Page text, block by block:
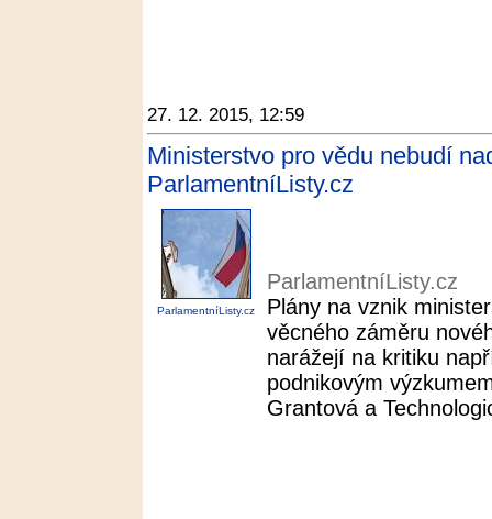
27. 12. 2015, 12:59
Ministerstvo pro vědu nebudí
ParlamentníListy.cz
ParlamentníListy.cz
ParlamentníListy.cz
Plány na vznik
věcného záměru
narážejí na kritiku
podnikovým
Grantová a